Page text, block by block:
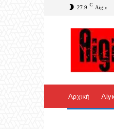
27.9 C Aigio
Αρχική